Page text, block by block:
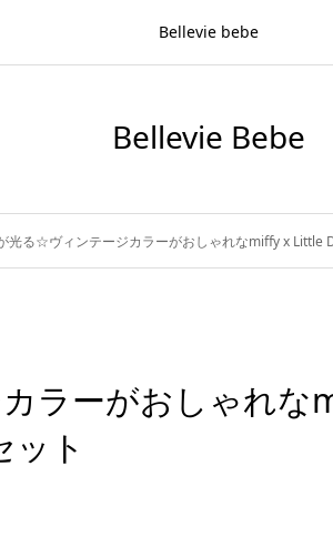
Bellevie bebe
Bellevie Bebe
光る☆ヴィンテージカラーがおしゃれなmiffy x Little
ラーがおしゃれな
ト